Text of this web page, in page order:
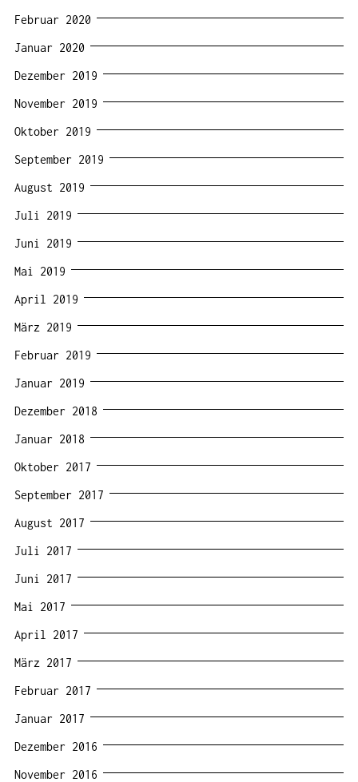
Februar 2020
Januar 2020
Dezember 2019
November 2019
Oktober 2019
September 2019
August 2019
Juli 2019
Juni 2019
Mai 2019
April 2019
März 2019
Februar 2019
Januar 2019
Dezember 2018
Januar 2018
Oktober 2017
September 2017
August 2017
Juli 2017
Juni 2017
Mai 2017
April 2017
März 2017
Februar 2017
Januar 2017
Dezember 2016
November 2016